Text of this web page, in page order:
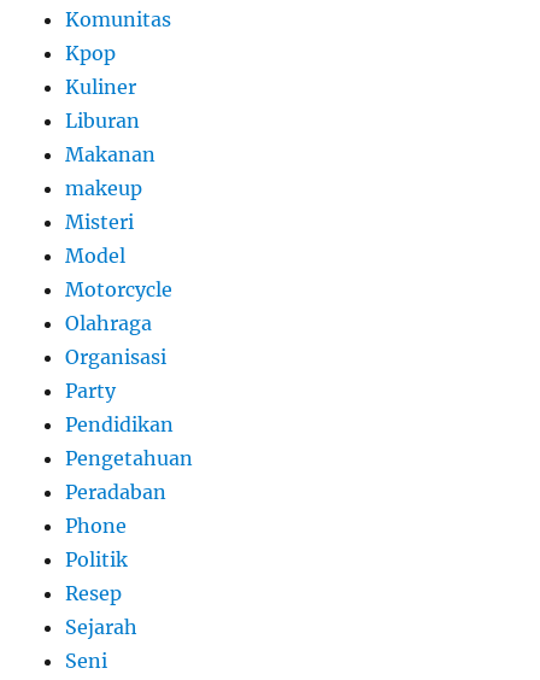
Komunitas
Kpop
Kuliner
Liburan
Makanan
makeup
Misteri
Model
Motorcycle
Olahraga
Organisasi
Party
Pendidikan
Pengetahuan
Peradaban
Phone
Politik
Resep
Sejarah
Seni